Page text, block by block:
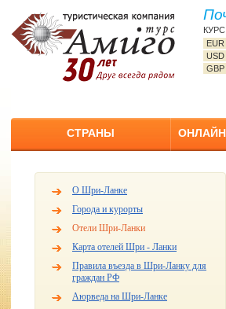
EUR
USD
GBP
СТРАНЫ
О Шри-Ланке
Города и курорты
Отели Шри-Ланки
Карта отелей Шри - Ланки
Правила въезда в Шри-Ланку для
граждан РФ
Аюрведа на Шри-Ланке